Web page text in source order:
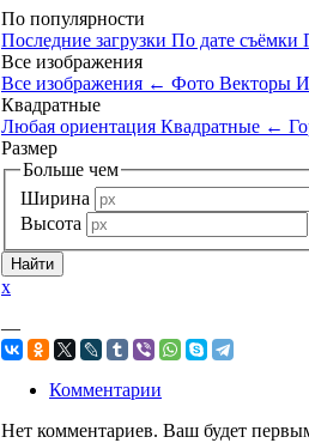
По популярности
Последние загрузки По дате съёмки
Все изображения
Все изображения ← Фото Векторы
Квадратные
Любая ориентация Квадратные ←
Размер
Больше чем
Ширина
Высота
x
—
Комментарии
Нет комментариев. Ваш будет